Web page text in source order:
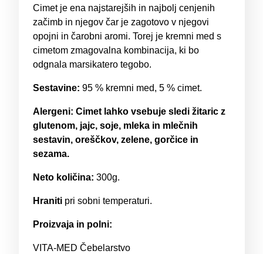
Cimet je ena najstarejših in najbolj cenjenih
začimb in njegov čar je zagotovo v njegovi
opojni in čarobni aromi. Torej je kremni med s
cimetom zmagovalna kombinacija, ki bo
odgnala marsikatero tegobo.
Sestavine: 95 % kremni med, 5 % cimet.
Alergeni: Cimet l ahko vsebuje sledi žitaric z
glutenom, jajc, soje, mleka in mlečnih
sestavin, oreščkov, zelene, gorčice in
sezama.
Neto količina: 300g.
Hraniti pri sobni temperaturi.
Proizvaja in polni:
VITA-MED Čebelarstvo